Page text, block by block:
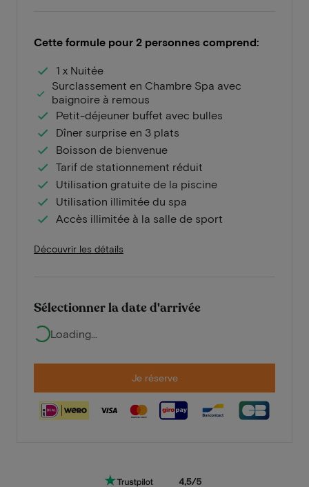
Cette formule pour 2 personnes comprend:
1 x Nuitée
Surclassement en Chambre Spa avec
baignoire à remous
Petit-déjeuner buffet avec bulles
Dîner surprise en 3 plats
Boisson de bienvenue
Tarif de stationnement réduit
Utilisation gratuite de la piscine
Utilisation illimitée du spa
Accès illimitée à la salle de sport
Découvrir les détails
Sélectionner la date d'arrivée
Loading...
Je réserve